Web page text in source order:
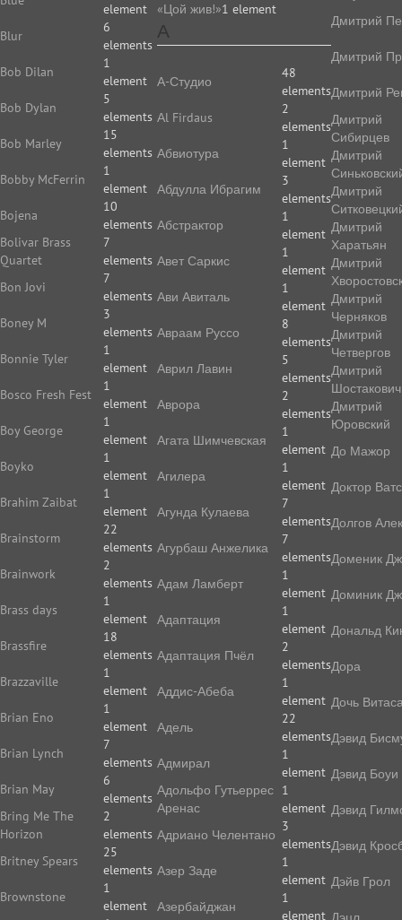
element
Blur
6
elements
Bob Dilan
1
element
Bob Dylan
5
elements
Bob Marley
15
elements
Bobby McFerrin
1
element
Bojena
10
elements
Bolivar Brass
Quartet
7
elements
Bon Jovi
7
elements
Boney M
3
elements
Bonnie Tyler
1
element
Bosco Fresh Fest
1
element
Boy George
1
element
Boyko
1
element
Brahim Zaibat
1
element
Brainstorm
22
elements
Brainwork
2
elements
Brass days
1
element
Brassfire
18
elements
Brazzaville
1
element
Brian Eno
1
element
Brian Lynch
7
elements
Brian May
6
elements
Bring Me The
Horizon
2
elements
Britney Spears
25
elements
Brownstone
1
element
«Цой жив!»1 element
А
А-Студио
48
elements
Аl Firdaus
2
elements
Абвиотура
1
element
Абдулла Ибрагим
3
elements
Абстрактор
1
element
Авет Саркис
1
element
Ави Авиталь
1
element
Авраам Руссо
8
elements
Аврил Лавин
5
elements
Аврора
2
elements
Агата Шимчевская
1
element
Агилера
1
element
Агунда Кулаева
7
elements
Агурбаш Анжелика
7
elements
Адам Ламберт
1
element
Адаптация
1
element
Адаптация Пчёл
2
elements
Аддис-Абеба
1
element
Адель
22
elements
Адмирал
1
element
Адольфо Гутьеррес
Аренас
1
element
Адриано Челентано
3
elements
Азер Заде
1
element
Азербайджан
1
element
Дмитрий
Дмитрий
Дмитрий
Дмитрий
Сибирцев
Дмитрий
Дмитрий
Дмитрий
Харатьян
Дмитрий
Дмитрий
Черняков
Дмитрий
Четвергов
Дмитрий
Шостакович
Дмитрий
Юровский
До Мажор
Доктор
Долгов
Доменик
Доминик
Дональд
Дора
Дочь
Дэвид
Дэвид Боуи
Дэвид
Дэвид
Дэйв Грол